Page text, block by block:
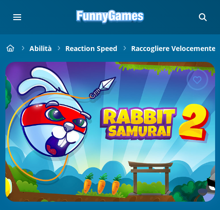
Abilità Reaction Speed Raccogliere Velocemente